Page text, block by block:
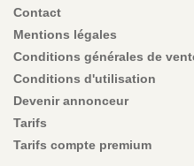
Contact
Mentions légales
Conditions générales de
Conditions d'utilisation
Devenir annonceur
Tarifs
Tarifs compte premium